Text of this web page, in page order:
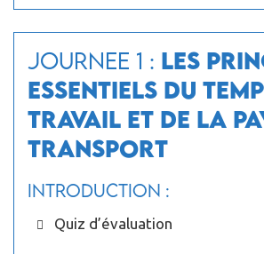
JOURNEE 1 : Les
essentiels du
travail et de la
transport
Introduction :
Quiz d’évaluation